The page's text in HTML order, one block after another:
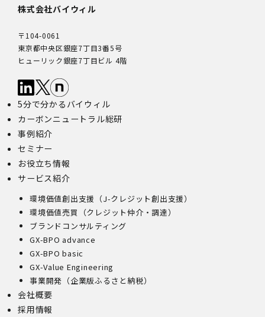
株式会社バイウィル
〒104-0061
東京都中央区銀座7丁目3番5号
ヒューリック銀座7丁目ビル 4階
5分で分かるバイウィル
カーボンニュートラル総研
事例紹介
セミナー
お役立ち情報
サービス紹介
環境価値創出支援（J-クレジット創出支援）
環境価値売買（クレジット仲介・調達）
ブランドコンサルティング
GX-BPO advance
GX-BPO basic
GX-Value Engineering
事業開発（企業版ふるさと納税）
会社概要
採用情報